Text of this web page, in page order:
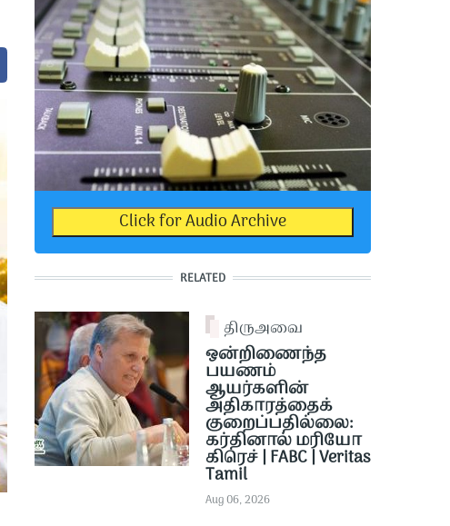
Click for Audio Archive
RELATED
திருஅவை
ஒன்றிணைந்த
பயணம்
ஆயர்களின்
அதிகாரத்தைக்
குறைப்பதில்லை:
கர்தினால் மரியோ
கிரெச் | FABC | Veritas
Tamil
Aug 06, 2026